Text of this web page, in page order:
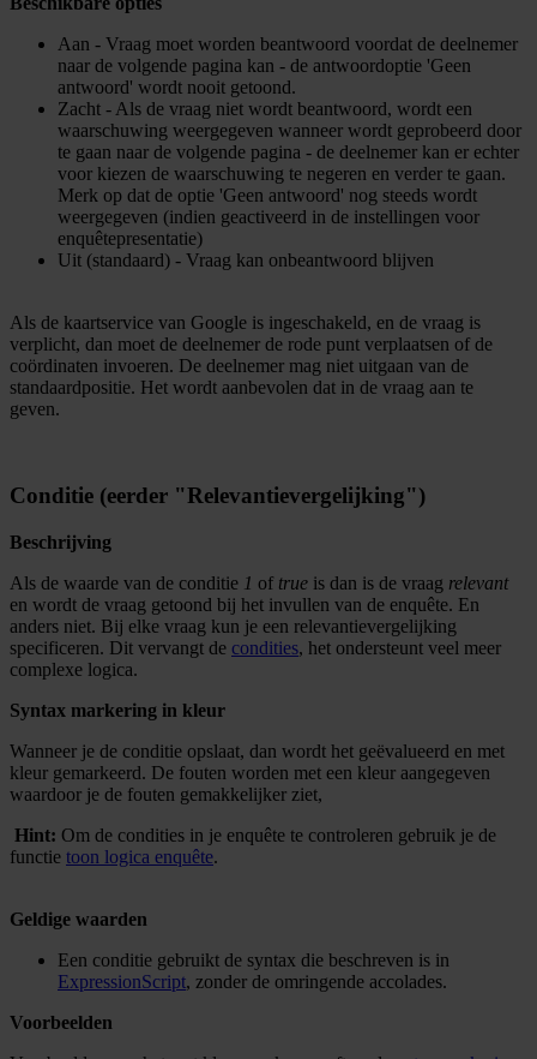
Aan - Vraag moet worden beantwoord voordat de deelnemer
naar de volgende pagina kan - de antwoordoptie 'Geen
antwoord' wordt nooit getoond.
Zacht - Als de vraag niet wordt beantwoord, wordt een
waarschuwing weergegeven wanneer wordt geprobeerd door
te gaan naar de volgende pagina - de deelnemer kan er echter
voor kiezen de waarschuwing te negeren en verder te gaan.
Merk op dat de optie 'Geen antwoord' nog steeds wordt
weergegeven (indien geactiveerd in de instellingen voor
enquêtepresentatie)
Uit (standaard) - Vraag kan onbeantwoord blijven
Als de kaartservice van Google is ingeschakeld, en de vraag is
verplicht, dan moet de deelnemer de rode punt verplaatsen of de
coördinaten invoeren. De deelnemer mag niet uitgaan van de
standaardpositie. Het wordt aanbevolen dat in de vraag aan te
geven.
Conditie (eerder "Relevantievergelijking")
Beschrijving
Als de waarde van de conditie 1 of true is dan is de vraag relevant
en wordt de vraag getoond bij het invullen van de enquête. En
anders niet. Bij elke vraag kun je een relevantievergelijking
specificeren. Dit vervangt de condities, het ondersteunt veel meer
complexe logica.
Syntax markering in kleur
Wanneer je de conditie opslaat, dan wordt het geëvalueerd en met
kleur gemarkeerd. De fouten worden met een kleur aangegeven
waardoor je de fouten gemakkelijker ziet,
Hint: Om de condities in je enquête te controleren gebruik je de
functie toon logica enquête.
Geldige waarden
Een conditie gebruikt de syntax die beschreven is in
ExpressionScript, zonder de omringende accolades.
Voorbeelden